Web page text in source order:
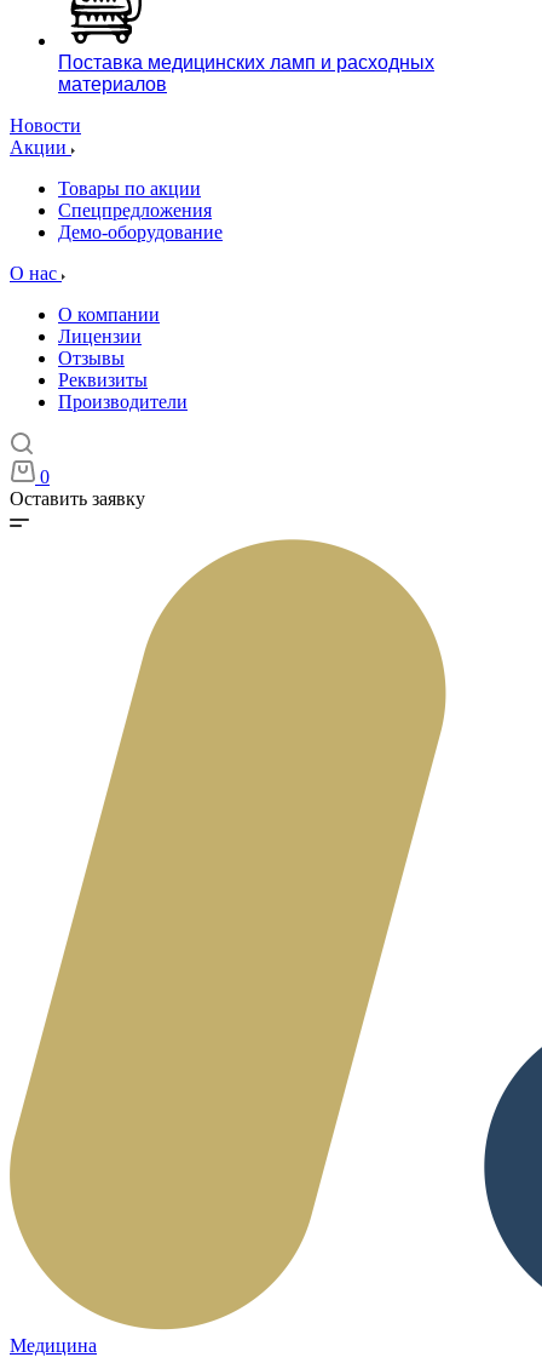
Поставка медицинских ламп и расходных
материалов
Новости
Акции
Товары по акции
Спецпредложения
Демо-оборудование
О нас
О компании
Лицензии
Отзывы
Реквизиты
Производители
0
Оставить заявку
Медицина